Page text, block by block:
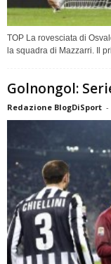
TOP La rovesciata di
la squadra di Mazzarri. Il
Golnongol:
Redazione BlogDiSport -